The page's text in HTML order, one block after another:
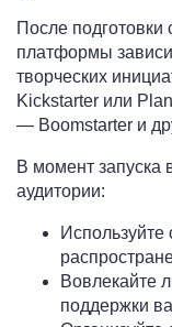
После подготовки
платформы
творческих
Kickstarter или
— Boomstarter и
В момент запуска
аудитории:
Используйте
Вовлекайте
поддержки